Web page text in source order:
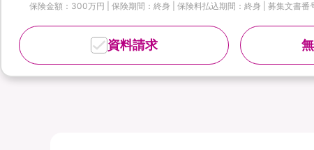
保険金額：300万円 | 保険期間：終身 | 保険料払込期間：終身 | 募集文書
資料請求